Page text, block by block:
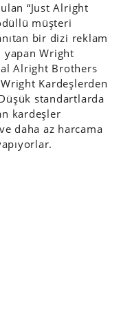
“Just Alright
müşteri
bir dizi reklam
Wright
Alright Brothers
Kardeşlerden
standartlarda
kardeşler
daha az harcama